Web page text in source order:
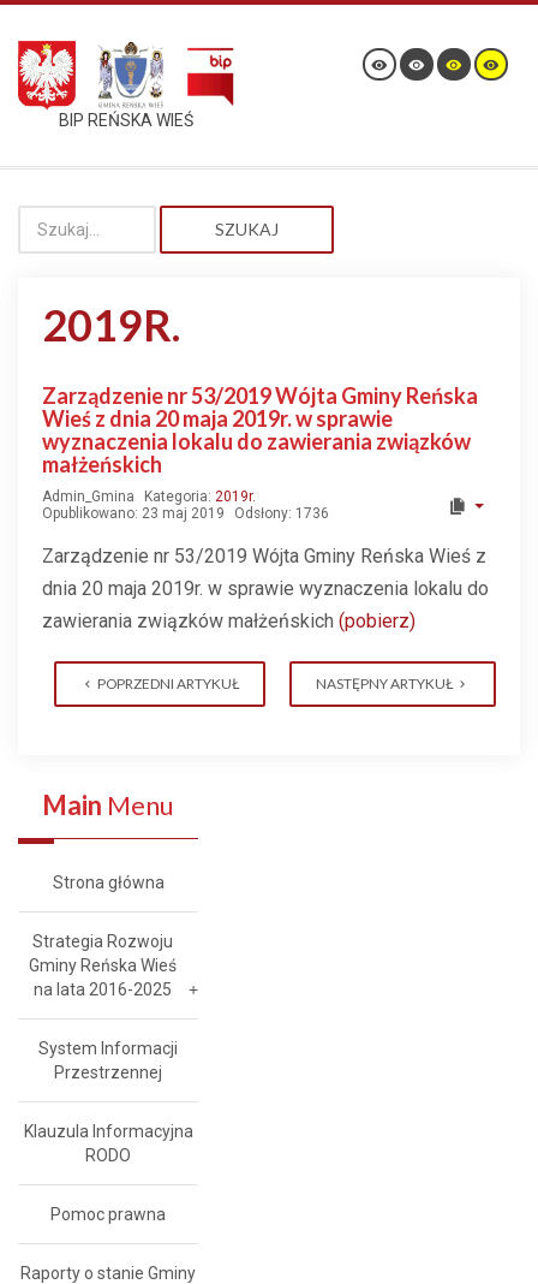
BIP REŃSKA WIEŚ
SZUKAJ
2019R.
Zarządzenie nr 53/2019 Wójta Gminy Reńska
Wieś z dnia 20 maja 2019r. w sprawie
wyznaczenia lokalu do zawierania związków
małżeńskich
Admin_Gmina Kategoria: 2019r.
Opublikowano: 23 maj 2019
Odsłony: 1736
Zarządzenie nr 53/2019 Wójta Gminy Reńska Wieś z
dnia 20 maja 2019r. w sprawie wyznaczenia lokalu do
zawierania związków małżeńskich (pobierz)
POPRZEDNI ARTYKUŁ NASTĘPNY ARTYKUŁ
Main Menu
Strona główna
Strategia Rozwoju
Gminy Reńska Wieś
na lata 2016-2025
System Informacji
Przestrzennej
Klauzula Informacyjna
RODO
Pomoc prawna
Raporty o stanie Gminy